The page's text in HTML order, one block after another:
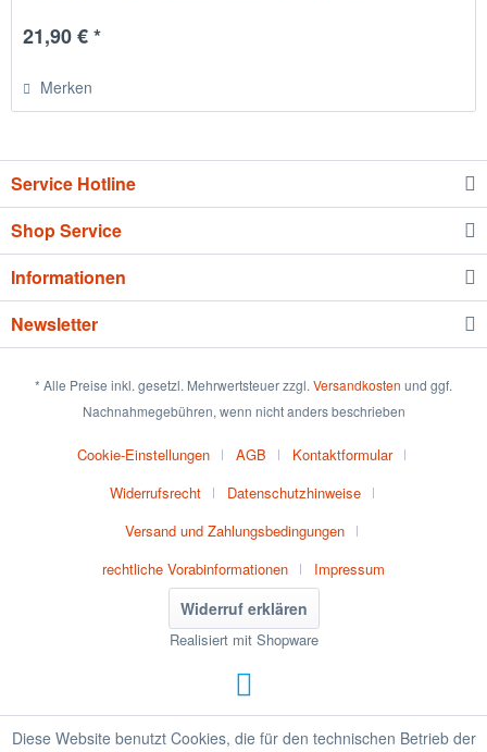
21,90 € *
Merken
Service Hotline
Shop Service
Informationen
Newsletter
* Alle Preise inkl. gesetzl. Mehrwertsteuer zzgl. Versandkosten und ggf.
Nachnahmegebühren, wenn nicht anders beschrieben
Cookie-Einstellungen AGB
Kontaktformular
Widerrufsrecht
Datenschutzhinweise
Versand und Zahlungsbedingungen
rechtliche Vorabinformationen
Impressum
Widerruf erklären
Realisiert mit Shopware
Diese Website benutzt Cookies, die für den technischen Betrieb der